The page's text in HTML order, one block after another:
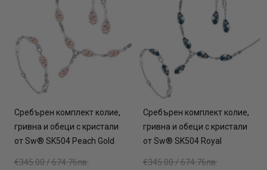
Сребърен комплект колие,
гривна и обеци с кристали
от Sw® SK504 Peach Gold
€345.00 / 674.76лв.
Сребърен комплект колие,
гривна и обеци с кристали
от Sw® SK504 Royal
€345.00 / 674.76лв.